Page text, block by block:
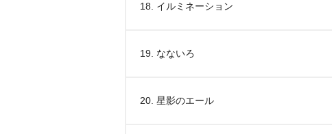
18. イルミネーション
19. なないろ
20. 星影のエール